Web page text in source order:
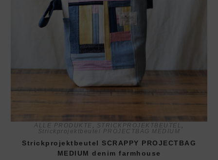
ALLE PRODUKTE STRICKPROJEKTBEUTEL
Strickprojektbeutel PROJECTBAG MEDIUM
Strickprojektbeutel SCRAPPY PROJECTBAG
MEDIUM denim farmhouse